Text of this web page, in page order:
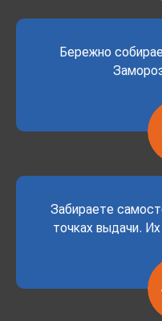
Бережно
Забираете
точках выдачи.